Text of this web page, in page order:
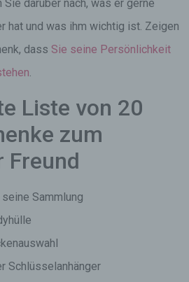
Sie darüber nach, was er gerne
hat und was ihm wichtig ist. Zeigen
dass Sie seine Persönlichkeit
.
Liste von 20
zum
Freund
Sammlung
Schlüsselanhänger